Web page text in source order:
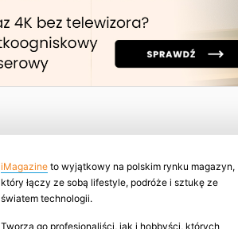
iMagazine to wyjątkowy na polskim rynku magazyn,
który łączy ze sobą lifestyle, podróże i sztukę ze
światem technologii.
Tworzą go profesjonaliści, jak i hobbyści, których